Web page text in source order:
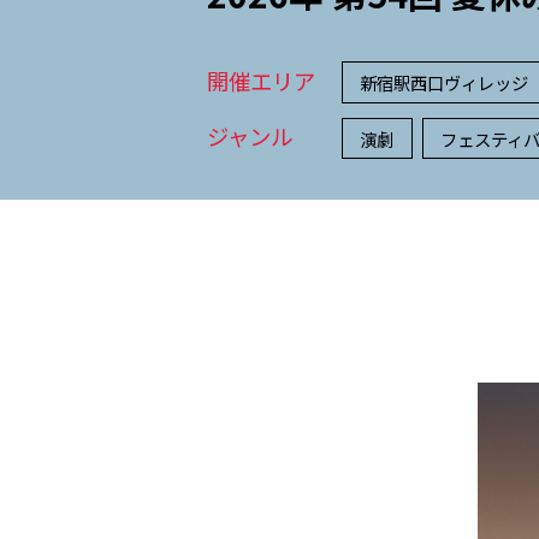
開催エリア 新宿駅西口ヴィレッジ
ジャンル 演劇 フェスティ